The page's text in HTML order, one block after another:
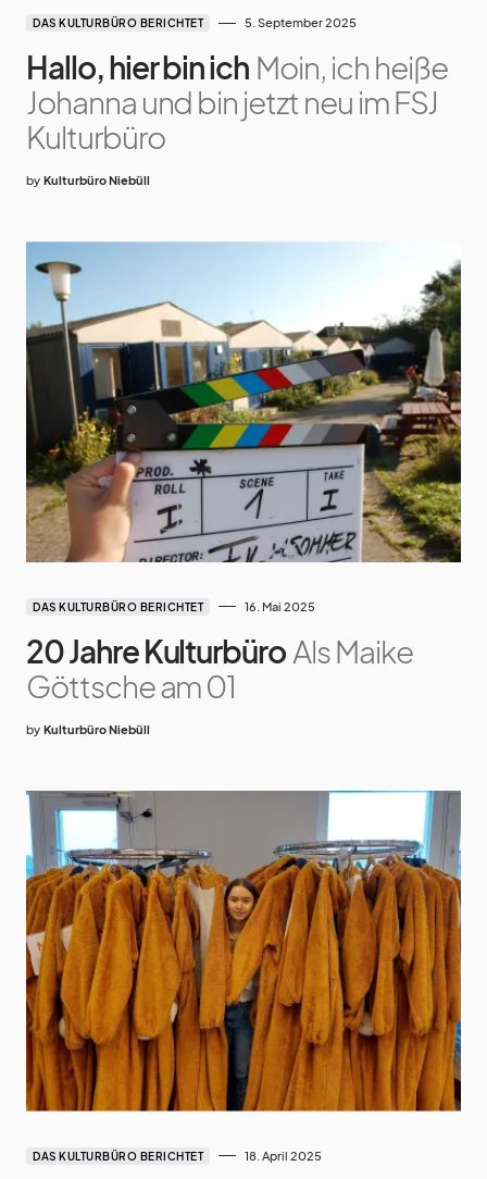
DAS KULTURBÜRO BERICHTET 5. September 2025
Hallo, hier bin ich Moin, ich heiße
Johanna und bin jetzt neu im FSJ
Kulturbüro
by Kulturbüro Niebüll
DAS KULTURBÜRO BERICHTET 16. Mai 2025
20 Jahre Kulturbüro Als Maike
Göttsche am 01
by Kulturbüro Niebüll
DAS KULTURBÜRO BERICHTET 18. April 2025